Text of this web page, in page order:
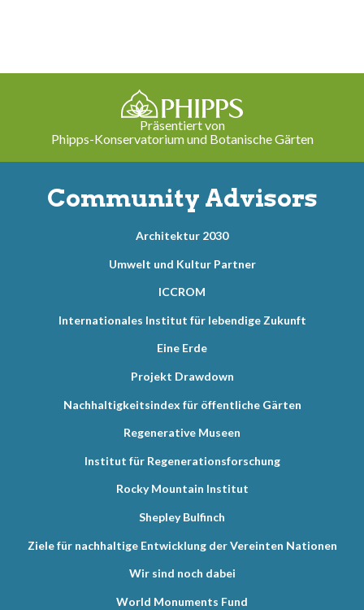
Präsentiert von
Phipps-Konservatorium und Botanische Gärten
Community Advisors
Architektur 2030
Umwelt und Kultur Partner
ICCROM
Internationales Institut für lebendige Zukunft
Eine Erde
Projekt Drawdown
Nachhaltigkeitsindex für öffentliche Gärten
Regenerative Museen
Institut für Regenerationsforschung
Rocky Mountain Institut
Shepley Bulfinch
Ziele für nachhaltige Entwicklung der Vereinten Nationen
Wir sind noch dabei
World Monuments Fund